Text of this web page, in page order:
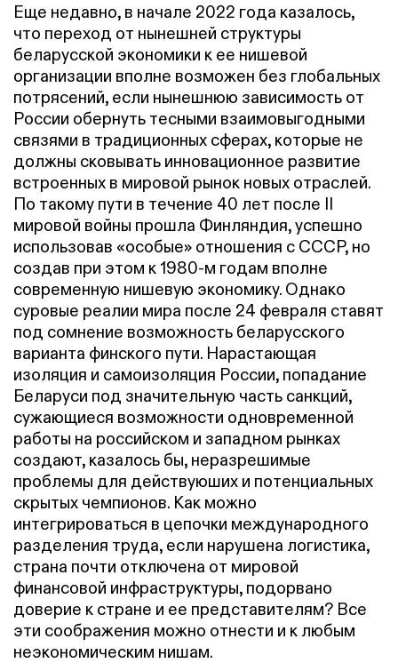
Еще недавно, в начале 2022 года казалось,
что переход от нынешней структуры
беларусской экономики к ее нишевой
организации вполне возможен без глобальных
потрясений, если нынешнюю зависимость от
России обернуть тесными взаимовыгодными
связями в традиционных сферах, которые не
должны сковывать инновационное развитие
встроенных в мировой рынок новых отраслей.
По такому пути в течение 40 лет после II
мировой войны прошла Финляндия, успешно
использовав «особые» отношения с СССР, но
создав при этом к 1980-м годам вполне
современную нишевую экономику. Однако
суровые реалии мира после 24 февраля ставят
под сомнение возможность беларусского
варианта финского пути. Нарастающая
изоляция и самоизоляция России, попадание
Беларуси под значительную часть санкций,
сужающиеся возможности одновременной
работы на российском и западном рынках
создают, казалось бы, неразрешимые
проблемы для действуюших и потенциальных
скрытых чемпионов. Как можно
интегрироваться в цепочки международного
разделения труда, если нарушена логистика,
страна почти отключена от мировой
финансовой инфраструктуры, подорвано
доверие к стране и ее представителям? Все
эти соображения можно отнести и к любым
неэкономическим нишам.